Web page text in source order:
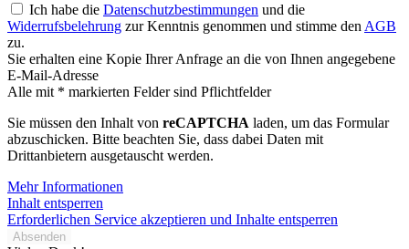
Ich habe die Datenschutzbestimmungen und die
Widerrufsbelehrung zur Kenntnis genommen und stimme den AGB
zu.
Sie erhalten eine Kopie Ihrer Anfrage an die von Ihnen angegebene
E-Mail-Adresse
Alle mit * markierten Felder sind Pflichtfelder
Sie müssen den Inhalt von reCAPTCHA laden, um das Formular
abzuschicken. Bitte beachten Sie, dass dabei Daten mit
Drittanbietern ausgetauscht werden.
Mehr Informationen
Inhalt entsperren
Erforderlichen Service akzeptieren und Inhalte entsperren
Absenden